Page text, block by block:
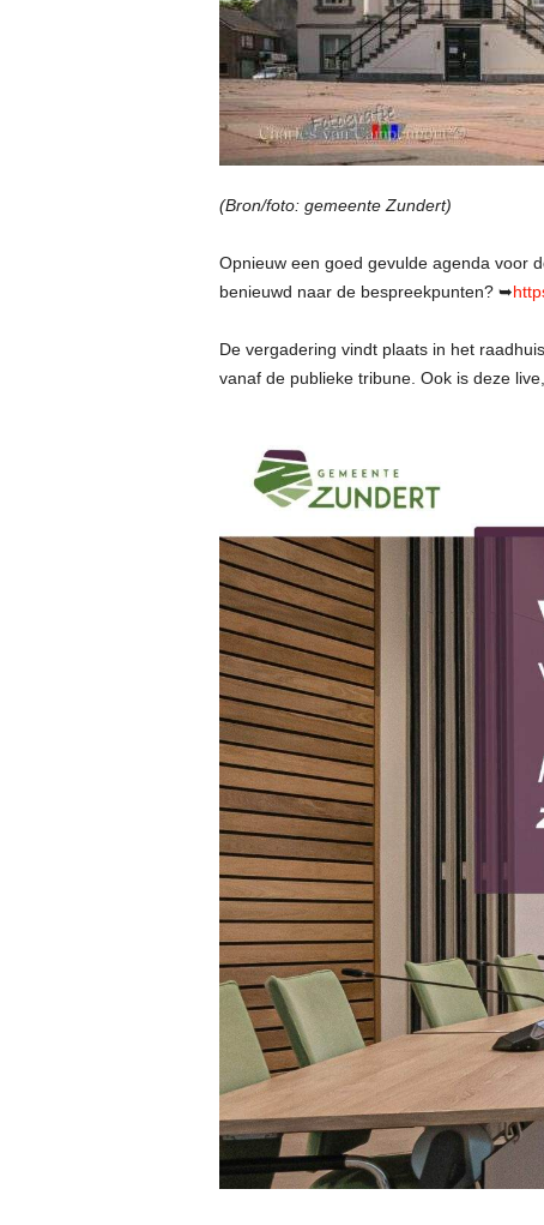
(Bron/foto: gemeente Zundert)
Opnieuw een goed gevulde agenda voor
benieuwd naar de bespreekpunten? ➥
De vergadering vindt plaats in het
vanaf de publieke tribune. Ook is deze